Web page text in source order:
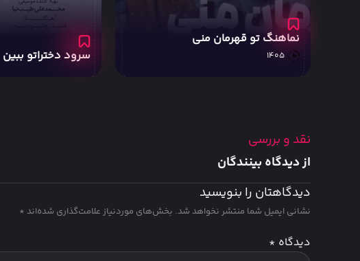
سرود دختراتو ببین
لالایی از روی ماه ابرُ
1404
نقد و بررسی
از دیدگاه بینندگان
دیدگاهتان را بنویسید
نشانی ایمیل شما منتشر نخواهد شد. بخش‌های موردنیاز علامت‌گذاری شده‌اند *
دیدگاه *